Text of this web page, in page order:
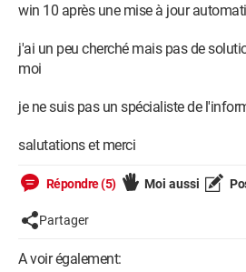
win 10 après une mise à jour
j'ai un peu cherché mais pas de
moi
je ne suis pas un spécialiste de
salutations et merci
Répondre (5) Moi aussi
Partager
A voir également: